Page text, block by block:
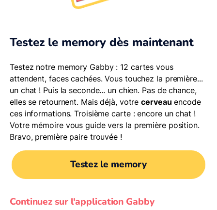
Testez le memory dès maintenant
Testez notre memory Gabby : 12 cartes vous
attendent, faces cachées. Vous touchez la première...
un chat ! Puis la seconde... un chien. Pas de chance,
elles se retournent. Mais déjà, votrecerveau encode
ces informations. Troisième carte : encore un chat !
Votre mémoire vous guide vers la première position.
Bravo, première paire trouvée !
Testez le memory
Continuez sur l'application Gabby